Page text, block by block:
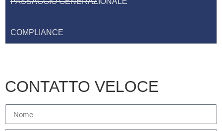
COMPLIANCE
CONTATTO VELOCE